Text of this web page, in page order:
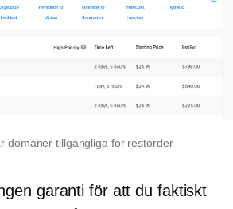
domäner tillgängliga för restorder
garanti för att du faktiskt